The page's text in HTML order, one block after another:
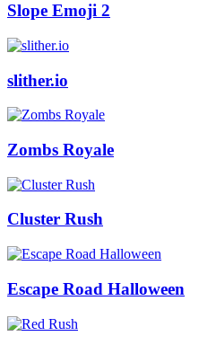
Slope Emoji 2
slither.io
Zombs Royale
Cluster Rush
Escape Road Halloween